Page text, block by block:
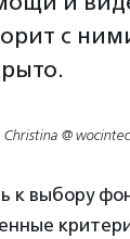
с
@
к выбору